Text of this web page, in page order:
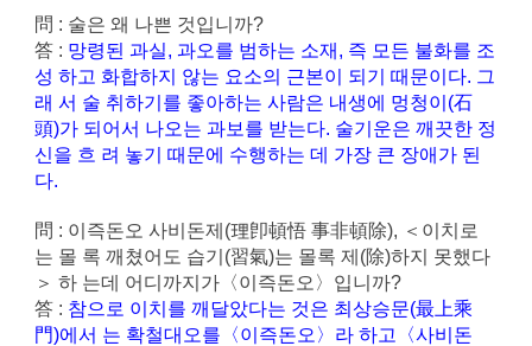
問 : 술은 왜 나쁜 것입니까?
答 : 망령된 과실, 과오를 범하는 소재, 즉 모든 불화를 조
성 하고 화합하지 않는 요소의 근본이 되기 때문이다. 그
래 서 술 취하기를 좋아하는 사람은 내생에 멍청이(石
頭)가 되어서 나오는 과보를 받는다. 술기운은 깨끗한 정
신을 흐 려 놓기 때문에 수행하는 데 가장 큰 장애가 된
다.
問 : 이즉돈오 사비돈제(理卽頓悟 事非頓除), ＜이치로
는 몰 록 깨쳤어도 습기(習氣)는 몰록 제(除)하지 못했다
＞ 하 는데 어디까지가〈이즉돈오〉입니까?
答 : 참으로 이치를 깨달았다는 것은 최상승문(最上乘
門)에서 는 확철대오를〈이즉돈오〉라 하고〈사비돈